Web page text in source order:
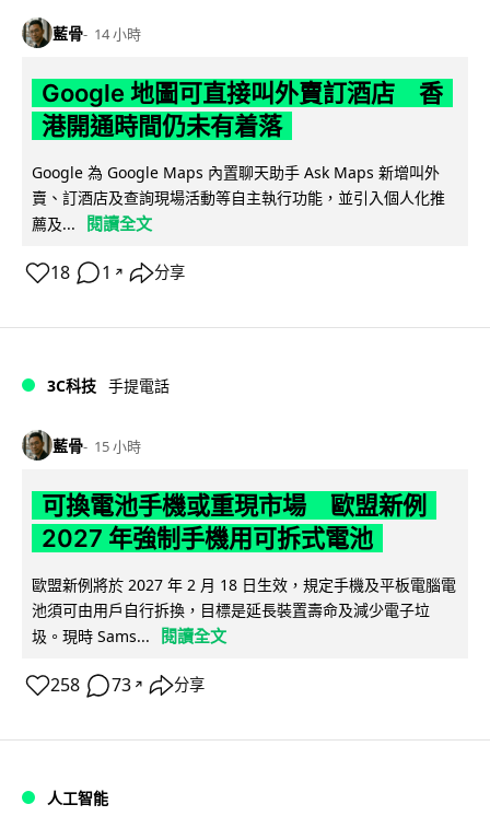
藍骨 14 小時
Google 地圖可直接叫外賣訂酒店 香
港開通時間仍未有着落
Google 為 Google Maps 內置聊天助手 Ask Maps 新增叫外
賣、訂酒店及查詢現場活動等自主執行功能，並引入個人化推
薦及...
閱讀全文
18 1 ↗ 分享
3C科技 手提電話
藍骨 15 小時
可換電池手機或重現市場 歐盟新例
2027 年強制手機用可拆式電池
歐盟新例將於 2027 年 2 月 18 日生效，規定手機及平板電腦電
池須可由用戶自行拆換，目標是延長裝置壽命及減少電子垃
圾。現時 Sams...
閱讀全文
258 73 ↗ 分享
人工智能